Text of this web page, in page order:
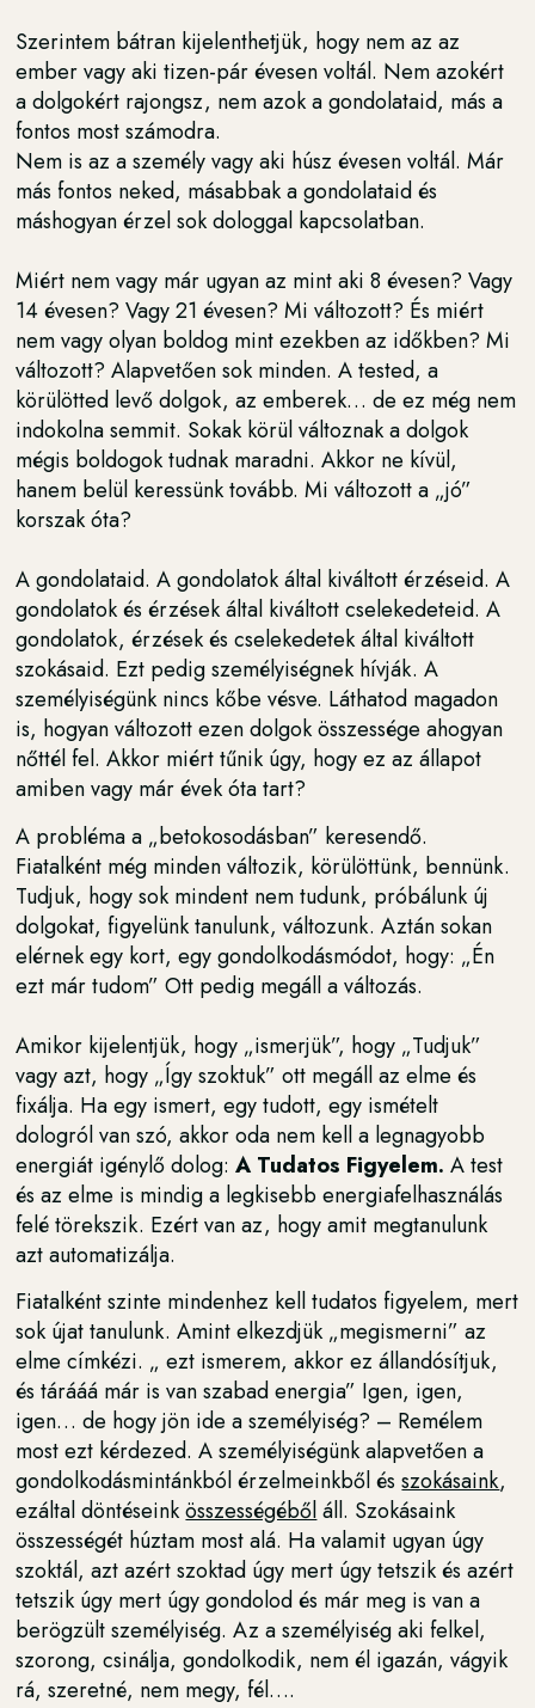
Szerintem bátran kijelenthetjük, hogy nem az az
ember vagy aki tizen-pár évesen voltál. Nem azokért
a dolgokért rajongsz, nem azok a gondolataid, más a
fontos most számodra.
Nem is az a személy vagy aki húsz évesen voltál. Már
más fontos neked, másabbak a gondolataid és
máshogyan érzel sok dologgal kapcsolatban.
Miért nem vagy már ugyan az mint aki 8 évesen? Vagy
14 évesen? Vagy 21 évesen? Mi változott? És miért
nem vagy olyan boldog mint ezekben az időkben? Mi
változott? Alapvetően sok minden. A tested, a
körülötted levő dolgok, az emberek… de ez még nem
indokolna semmit. Sokak körül változnak a dolgok
mégis boldogok tudnak maradni. Akkor ne kívül,
hanem belül keressünk tovább. Mi változott a „jó”
korszak óta?
A gondolataid. A gondolatok által kiváltott érzéseid. A
gondolatok és érzések által kiváltott cselekedeteid. A
gondolatok, érzések és cselekedetek által kiváltott
szokásaid. Ezt pedig személyiségnek hívják. A
személyiségünk nincs kőbe vésve. Láthatod magadon
is, hogyan változott ezen dolgok összessége ahogyan
nőttél fel. Akkor miért tűnik úgy, hogy ez az állapot
amiben vagy már évek óta tart?
A probléma a „betokosodásban” keresendő.
Fiatalként még minden változik, körülöttünk, bennünk.
Tudjuk, hogy sok mindent nem tudunk, próbálunk új
dolgokat, figyelünk tanulunk, változunk. Aztán sokan
elérnek egy kort, egy gondolkodásmódot, hogy: „Én
ezt már tudom” Ott pedig megáll a változás.
Amikor kijelentjük, hogy „ismerjük”, hogy „Tudjuk”
vagy azt, hogy „Így szoktuk” ott megáll az elme és
fixálja. Ha egy ismert, egy tudott, egy ismételt
dologról van szó, akkor oda nem kell a legnagyobb
energiát igénylő dolog:A Tudatos Figyelem.A test
és az elme is mindig a legkisebb energiafelhasználás
felé törekszik. Ezért van az, hogy amit megtanulunk
azt automatizálja.
Fiatalként szinte mindenhez kell tudatos figyelem, mert
sok újat tanulunk. Amint elkezdjük „megismerni” az
elme címkézi. „ ezt ismerem, akkor ez állandósítjuk,
és tárááá már is van szabad energia” Igen, igen,
igen… de hogy jön ide a személyiség? – Remélem
most ezt kérdezed. A személyiségünk alapvetően a
gondolkodásmintánkból érzelmeinkből ésszokásaink,
ezáltal döntéseinkösszességébőláll. Szokásaink
összességét húztam most alá. Ha valamit ugyan úgy
szoktál, azt azért szoktad úgy mert úgy tetszik és azért
tetszik úgy mert úgy gondolod és már meg is van a
berögzült személyiség. Az a személyiség aki felkel,
szorong, csinálja, gondolkodik, nem él igazán, vágyik
rá, szeretné, nem megy, fél….